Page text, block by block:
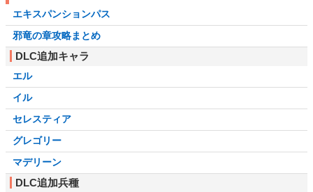
エキスパンションパス
邪竜の章攻略まとめ
DLC追加キャラ
エル
イル
セレスティア
グレゴリー
マデリーン
DLC追加兵種